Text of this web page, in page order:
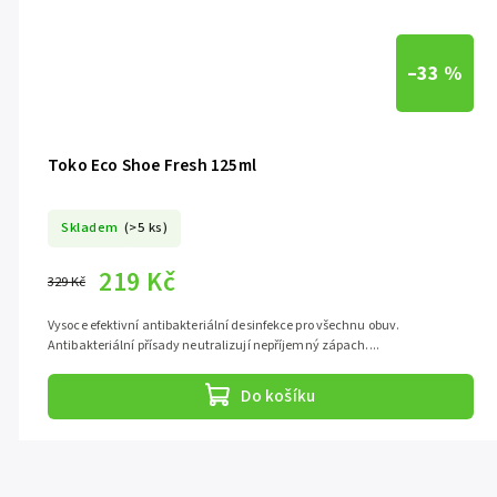
–33 %
Toko Eco Shoe Fresh 125ml
Skladem (>5 ks)
329 Kč 219 Kč
Do košíku
Vysoce efektivní antibakteriální desinfekce pro všechnu obuv.
Antibakteriální přísady neutralizují nepříjemný zápach....